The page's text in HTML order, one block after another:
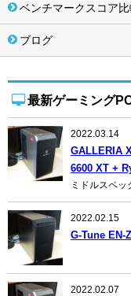
ベンチマークスコア比
ブログ
最新ゲーミング
2022.03.14
GALLERIA
6600 XT +
ミドルスペッ
2022.02.15
G-Tune EN-
2022.02.07